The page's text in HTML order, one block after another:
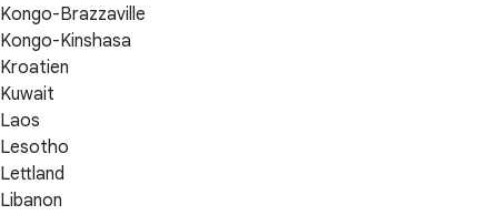
Kongo-Brazzaville
Kongo-Kinshasa
Kroatien
Kuwait
Laos
Lesotho
Lettland
Libanon